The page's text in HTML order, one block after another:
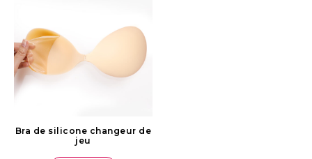
Bra de silicone changeur de
jeu